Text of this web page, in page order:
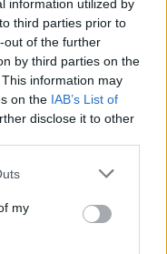
information utilized by
third parties prior to
out of the further
by third parties on the
information may
on the IAB’s List of
disclose it to other
one or more Google
You may click to
third-party tags to
in below Google
my
Jenő nem!
mindenképpen
Jenő?